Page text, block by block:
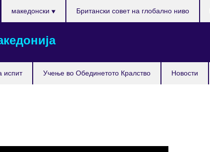
испит Учење во Обединетото Кралство Новости
јазик
македонски Британски совет на глобално ниво